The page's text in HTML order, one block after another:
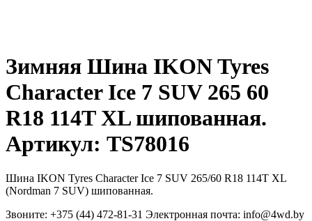
Зимняя Шина IKON Tyres
Character Ice 7 SUV 265 60
R18 114T XL шипованная.
Артикул: TS78016
Шина IKON Tyres Character Ice 7 SUV 265/60 R18 114T XL
(Nordman 7 SUV) шипованная.
Звоните: +375 (44) 472-81-31 Электронная почта: info@4wd.by